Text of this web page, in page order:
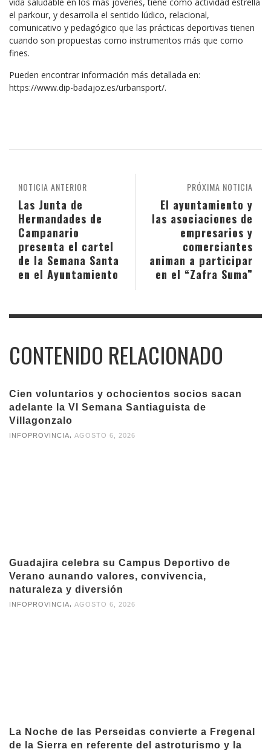
el parkour, y desarrolla el sentido lúdico, relacional,
comunicativo y pedagógico que las prácticas deportivas tienen
cuando son propuestas como instrumentos más que como
fines.
Pueden encontrar información más detallada en:
https://www.dip-badajoz.es/urbansport/.
PRÓXIMA NOTICIA
El ayuntamiento y
las asociaciones de
empresarios y
comerciantes
animan a participar
en el “Zafra Suma”
NOTICIA ANTERIOR
Las Junta de
Hermandades de
Campanario
presenta el cartel
de la Semana Santa
en el Ayuntamiento
CONTENIDO RELACIONADO
Cien voluntarios y ochocientos socios sacan
adelante la VI Semana Santiaguista de
Villagonzalo
INFOPROVINCIA AGOSTO 6, 2026
Guadajira celebra su Campus Deportivo de
Verano aunando valores, convivencia,
naturaleza y diversión
INFOPROVINCIA AGOSTO 6, 2026
La Noche de las Perseidas convierte a Fregenal
de la Sierra en referente del astroturismo y la